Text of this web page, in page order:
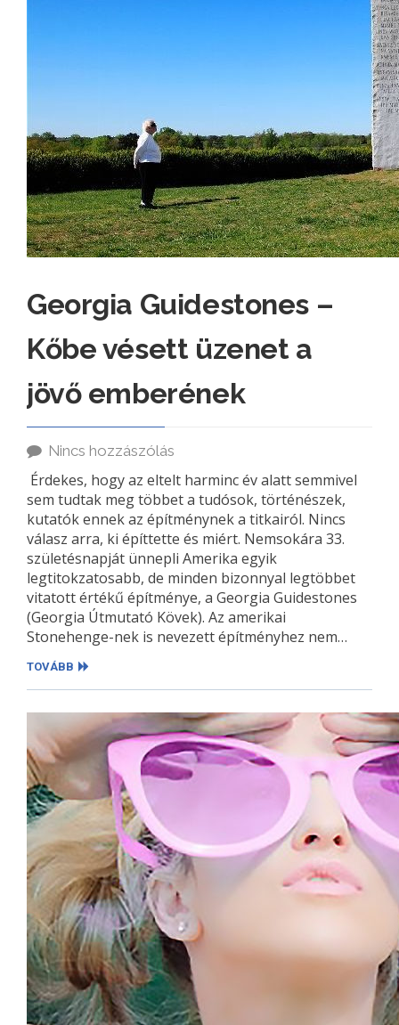
Georgia Guidestones –
Kőbe vésett üzenet a
jövő emberének
Nincs hozzászólás
Érdekes, hogy az eltelt harminc év alatt semmivel
sem tudtak meg többet a tudósok, történészek,
kutatók ennek az építménynek a titkairól. Nincs
válasz arra, ki építtette és miért. Nemsokára 33.
születésnapját ünnepli Amerika egyik
legtitokzatosabb, de minden bizonnyal legtöbbet
vitatott értékű építménye, a Georgia Guidestones
(Georgia Útmutató Kövek). Az amerikai
Stonehenge-nek is nevezett építményhez nem…
TOVÁBB